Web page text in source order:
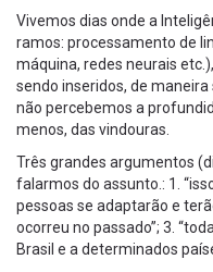
Vivemos dias onde a
ramos: processamento de
máquina, redes neurais
sendo inseridos, de
não percebemos a
menos, das vindouras.
Três grandes argumentos
falarmos do assunto.: 1.
pessoas se adaptarão e
ocorreu no passado”; 3.
Brasil e a determinados